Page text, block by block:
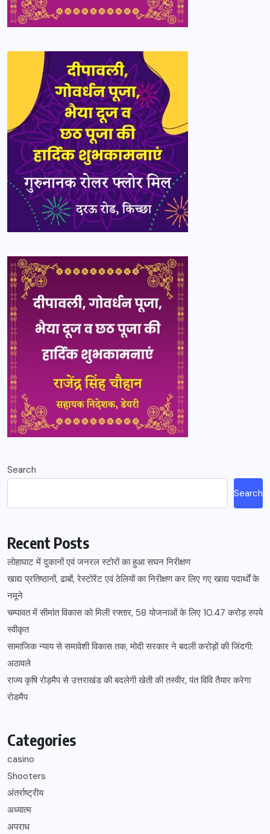
Search
Search
Recent Posts
लोहाघाट में दुकानों एवं जनरल स्टोरों का हुआ सघन निरीक्षण
खाद्य प्रतिष्ठानों, ढाबों, रेस्टोरेंट एवं ठेलियों का निरीक्षण कर लिए गए खाद्य पदार्थों के
नमूने
चम्पावत में सीमांत विकास को मिली रफ्तार, 58 योजनाओं के लिए 10.47 करोड़ रुपये
स्वीकृत
सामाजिक न्याय से समावेशी विकास तक, मोदी सरकार ने बदली करोड़ों की जिंदगी:
अठावले
राज्य कृषि रोड़मैप से उत्तराखंड की बदलेगी खेती की तस्वीर, पंत विवि तैयार करेगा
रोडमैप
Categories
casino
Shooters
अंतर्राष्ट्रीय
अध्यात्म
अपराध